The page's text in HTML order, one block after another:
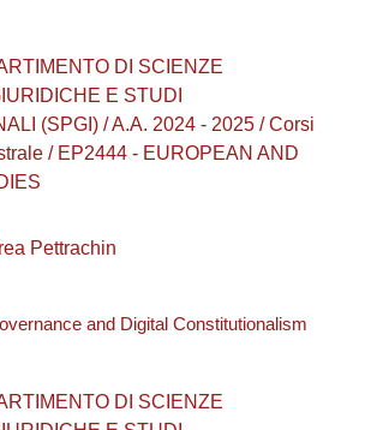
DI SCIENZE
E STUDI
(SPGI) / A.A. 2024 - 2025 / Corsi
/ EP2444 - EUROPEAN AND
Pettrachin
and Digital Constitutionalism
DI SCIENZE